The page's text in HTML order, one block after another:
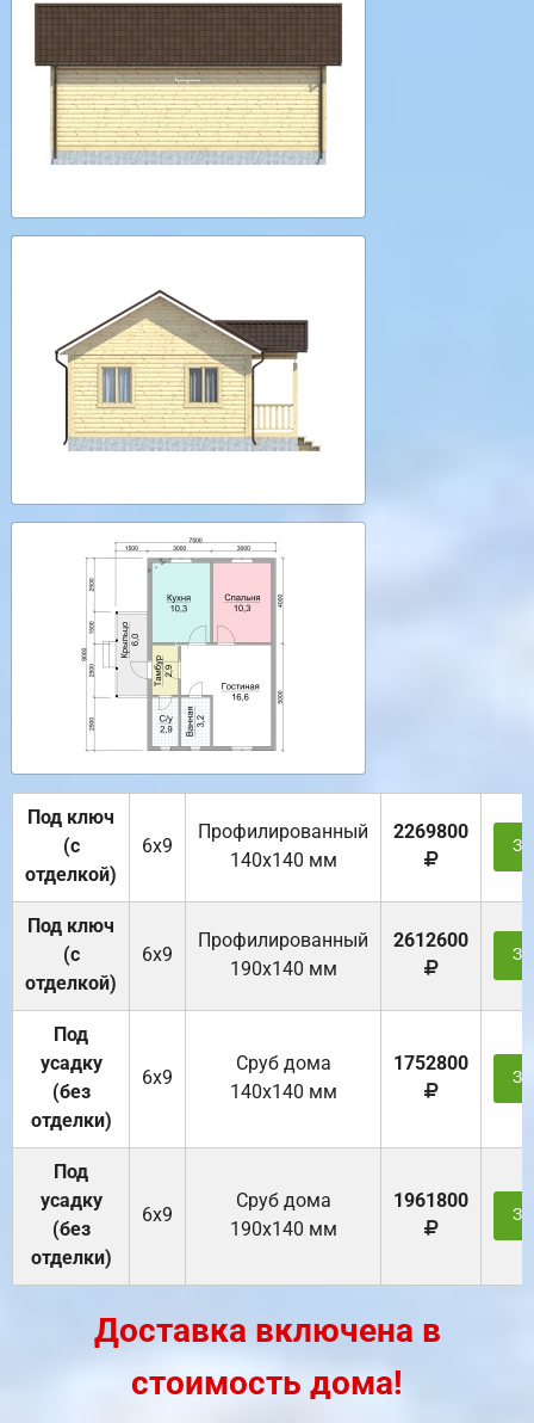
Под ключ
(с
отделкой)
6х9
Профилированный
140х140 мм
2269800
Под ключ
(с
отделкой)
6х9
Профилированный
190х140 мм
2612600
Под
усадку
(без
отделки)
6х9
Cруб дома
140х140 мм
1752800
Под
усадку
(без
отделки)
6х9
Cруб дома
190х140 мм
1961800
Доставка включена в
стоимость дома!